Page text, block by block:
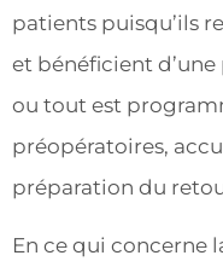
patients puisqu’ils
et bénéficient d’une
ou tout est
préopératoires,
préparation du
En ce qui concerne